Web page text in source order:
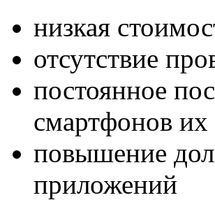
низкая
отсутствие
постоянное
смартфонов
повышение
приложений